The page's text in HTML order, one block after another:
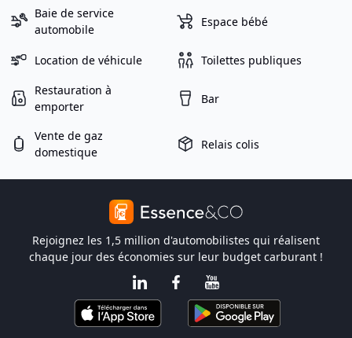
Baie de service
automobile
Espace bébé
Location de véhicule Toilettes publiques
Restauration à
emporter
Bar
Vente de gaz
domestique
Relais colis
Rejoignez les 1,5 million d'automobilistes qui réalisent
chaque jour des économies sur leur budget carburant !